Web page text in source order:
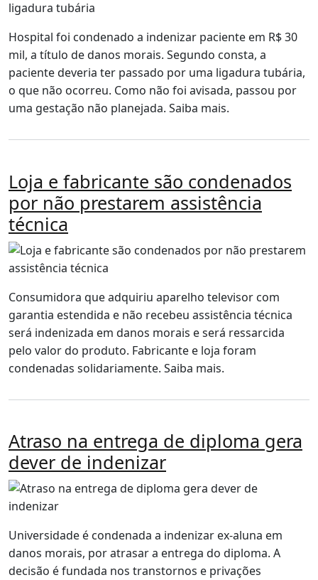
Hospital foi condenado a indenizar paciente em R$ 30
mil, a título de danos morais. Segundo consta, a
paciente deveria ter passado por uma ligadura tubária,
o que não ocorreu. Como não foi avisada, passou por
uma gestação não planejada. Saiba mais.
Loja e fabricante são condenados
por não prestarem assistência
técnica
Consumidora que adquiriu aparelho televisor com
garantia estendida e não recebeu assistência técnica
será indenizada em danos morais e será ressarcida
pelo valor do produto. Fabricante e loja foram
condenadas solidariamente. Saiba mais.
Atraso na entrega de diploma gera
dever de indenizar
Universidade é condenada a indenizar ex-aluna em
danos morais, por atrasar a entrega do diploma. A
decisão é fundada nos transtornos e privações